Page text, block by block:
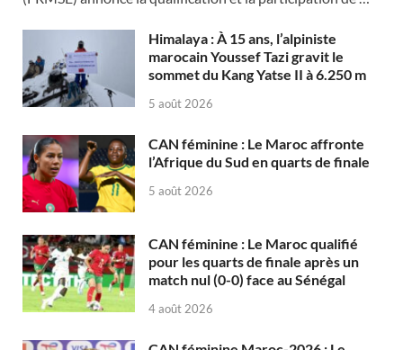
Himalaya : À 15 ans, l’alpiniste
marocain Youssef Tazi gravit le
sommet du Kang Yatse II à 6.250 m
5 août 2026
CAN féminine : Le Maroc affronte
l’Afrique du Sud en quarts de finale
5 août 2026
CAN féminine : Le Maroc qualifié
pour les quarts de finale après un
match nul (0-0) face au Sénégal
4 août 2026